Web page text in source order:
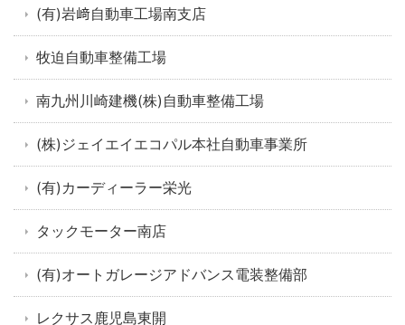
(有)岩﨑自動車工場南支店
牧迫自動車整備工場
南九州川崎建機(株)自動車整備工場
(株)ジェイエイエコパル本社自動車事業所
(有)カーディーラー栄光
タックモーター南店
(有)オートガレージアドバンス電装整備部
レクサス鹿児島東開